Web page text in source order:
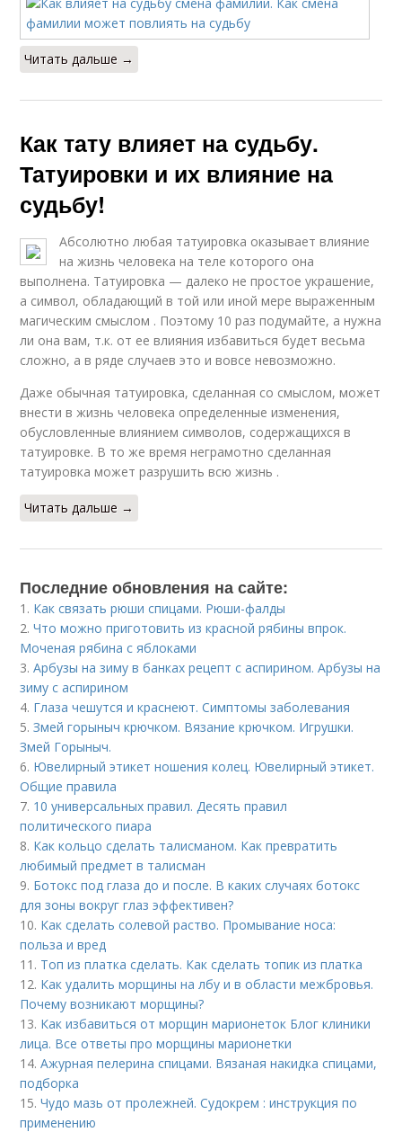
Читать дальше →
Как тату влияет на судьбу.
Татуировки и их влияние на
судьбу!
Абсолютно любая татуировка оказывает влияние
на жизнь человека на теле которого она
выполнена. Татуировка — далеко не простое украшение,
а символ, обладающий в той или иной мере выраженным
магическим смыслом . Поэтому 10 раз подумайте, а нужна
ли она вам, т.к. от ее влияния избавиться будет весьма
сложно, а в ряде случаев это и вовсе невозможно.
Даже обычная татуировка, сделанная со смыслом, может
внести в жизнь человека определенные изменения,
обусловленные влиянием символов, содержащихся в
татуировке. В то же время неграмотно сделанная
татуировка может разрушить всю жизнь .
Читать дальше →
Последние обновления на сайте:
1. Как связать рюши спицами. Рюши-фалды
2.Что можно приготовить из красной рябины впрок.
Моченая рябина с яблоками
3.Арбузы на зиму в банках рецепт с аспирином. Арбузы на
зиму с аспирином
4. Глаза чешутся и краснеют. Симптомы заболевания
5.Змей горыныч крючком. Вязание крючком. Игрушки.
Змей Горыныч.
6. Ювелирный этикет ношения колец. Ювелирный этикет.
Общие правила
7. 10 универсальных правил. Десять правил
политического пиара
8. Как кольцо сделать талисманом. Как превратить
любимый предмет в талисман
9. Ботокс под глаза до и после. В каких случаях ботокс
для зоны вокруг глаз эффективен?
10. Как сделать солевой раство. Промывание носа:
польза и вред
11. Топ из платка сделать. Как сделать топик из платка
12. Как удалить морщины на лбу и в области межбровья.
Почему возникают морщины?
13. Как избавиться от морщин марионеток Блог клиники
лица. Все ответы про морщины марионетки
14.Ажурная пелерина спицами. Вязаная накидка спицами,
подборка
15.Чудо мазь от пролежней. Судокрем : инструкция по
применению